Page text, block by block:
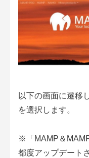
以下の画面に遷移
を選択します。
※「MAMP＆
都度アップデート